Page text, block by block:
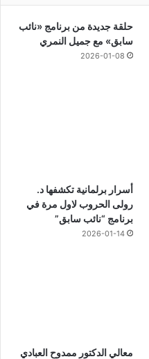
حلقة جديدة من برنامج «نائب
سابق» مع جميل النمري
2026-01-08
أسرار برلمانية تكشفها د.
رولى الحروب لاول مرة في
برنامج “نائب سابق”
2026-01-14
معالي الدكتور ممدوح العبادي